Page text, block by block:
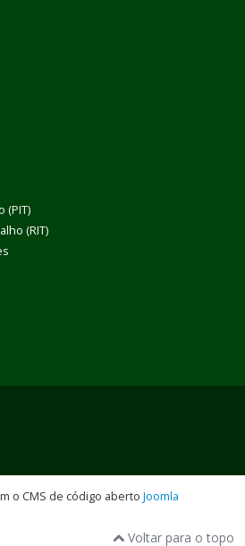
(PIT)
(RIT)
o CMS de código aberto Joomla
Voltar para o topo